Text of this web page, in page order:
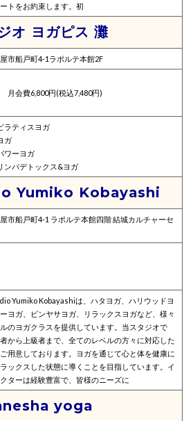
トをお約束します。初
オ ヨガピス 灘
市船戸町4-1ラポルテ本館2F
月会費6,800円(税込7,480円)
ラティスヨガ
ガ
ワーヨガ
ンパデトックス&ヨガ
Yumiko Kobayashi
市船戸町4-1 ラポルテ本館四階 結城カルチャーセ
Yumiko Kobayashiは、ハタヨガ、ハリウッドヨ
ヨガ、ビンヤサヨガ、リラックスヨガなど、様々
のヨガクラスを提供しています。当スタジオで
から上級者まで、全てのレベルの方々に対応した
用意しております。ヨガを通じて心と体を健康に
ックスした状態に導くことを目指しています。イ
ターは経験豊富で、皆様のニーズに
yoga